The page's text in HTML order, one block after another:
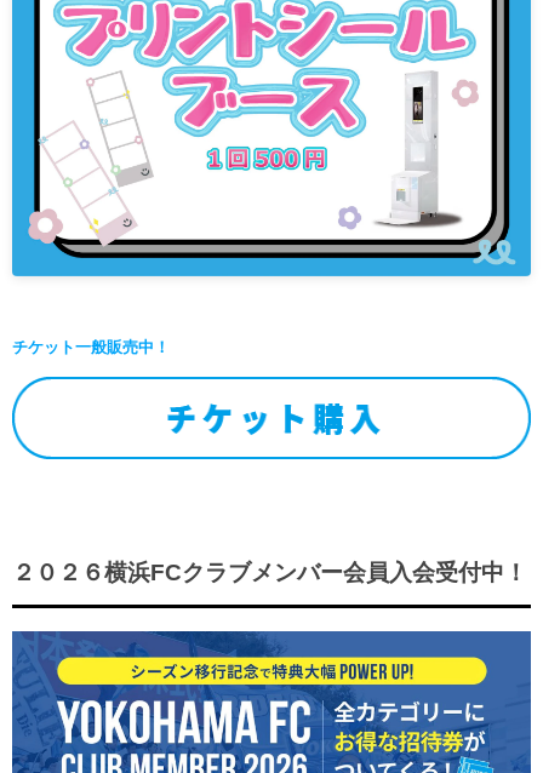
チケット一般販売中！
２０２６横浜FCクラブメンバー会員入会受付中！